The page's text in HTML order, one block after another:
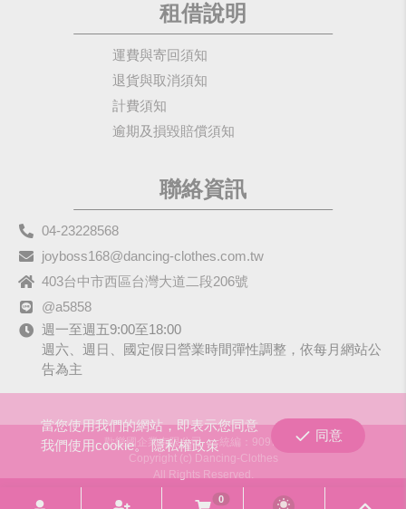
租借說明
運費與寄回須知
退貨與取消須知
計費須知
逾期及損毀賠償須知
聯絡資訊
04-23228568
joyboss168@dancing-clothes.com.tw
403台中市西區台灣大道二段206號
@a5858
週一至週五9:00至18:00
週六、週日、國定假日營業時間彈性調整，依每月網站公
告為主
歡樂國企業有限公司
統編：90979680
Copyright (c) Dancing-Clothes
All Rights Reserved.
當您使用我們的網站，即表示您同意
我們使用cookie。隱私權政策
同意
0